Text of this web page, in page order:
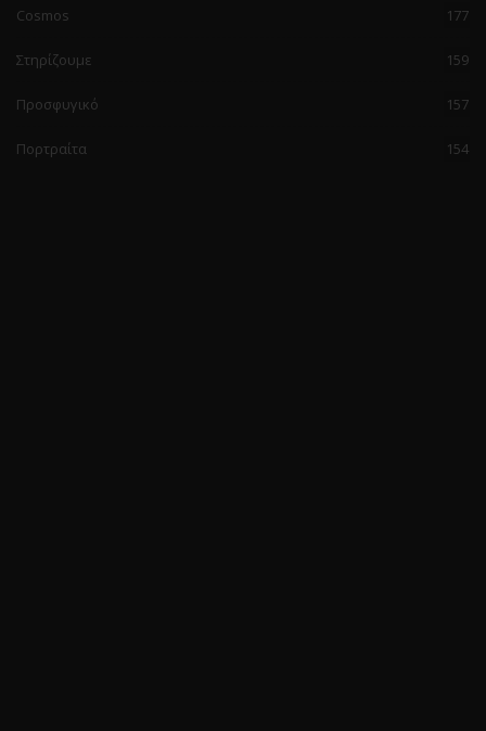
Cosmos 177
Στηρίζουμε 159
Προσφυγικό 157
Πορτραίτα 154